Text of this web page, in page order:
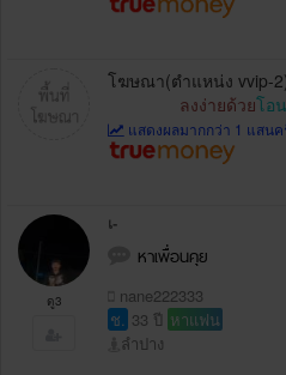
โฆษณา(ตำแหน่ง vvip-
ลงง่ายด้วยโอ
แสดงผลมากกว่า 1 แสนค
ดู3
เ-
หาเพื่อนคุย
nane222333
ช. 33 ปี หาแฟน
ลำปาง